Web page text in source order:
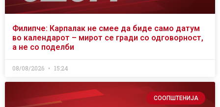
Филипче: Карпалак не смее да биде само датум
во календарот – мирот се гради со одговорност,
а не со поделби
08/08/2026 15:24
СООПШТЕНИЈА